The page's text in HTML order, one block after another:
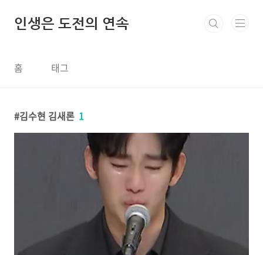
인생은 도전의 연속
홈 태그
김수현 김새론 1